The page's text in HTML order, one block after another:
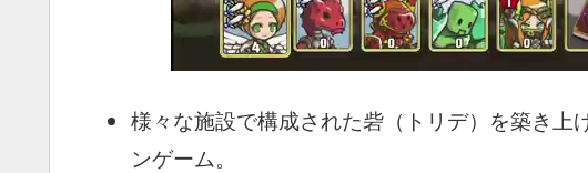
様々な施設で構成された砦（トリデ）を築き上
ンゲーム。